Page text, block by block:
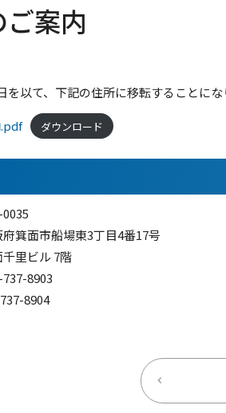
案内
を以て、下記の住所に移転することにな
ダウンロード
面市船場東3丁目4番17号
ビル 7階
737-8903
8904